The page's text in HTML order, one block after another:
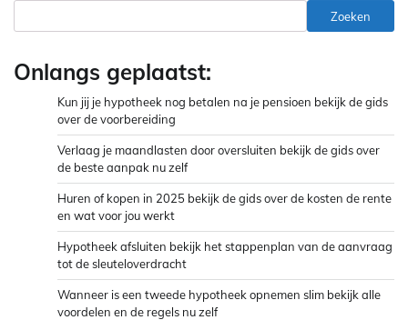
Zoeken
Onlangs geplaatst:
Kun jij je hypotheek nog betalen na je pensioen bekijk de gids
over de voorbereiding
Verlaag je maandlasten door oversluiten bekijk de gids over
de beste aanpak nu zelf
Huren of kopen in 2025 bekijk de gids over de kosten de rente
en wat voor jou werkt
Hypotheek afsluiten bekijk het stappenplan van de aanvraag
tot de sleuteloverdracht
Wanneer is een tweede hypotheek opnemen slim bekijk alle
voordelen en de regels nu zelf